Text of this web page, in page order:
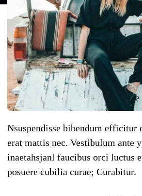
Nsuspendisse bibendum efficitur
erat mattis nec. Vestibulum ante
inaetahsjanl faucibus orci luctus
posuere cubilia curae; Curabitur.